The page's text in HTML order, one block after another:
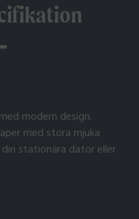
modern design.
med stora mjuka
stationära dator eller